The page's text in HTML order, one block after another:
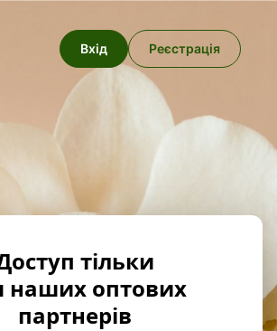
Вхід Реєстрація
тільки
наших оптових
партнерів